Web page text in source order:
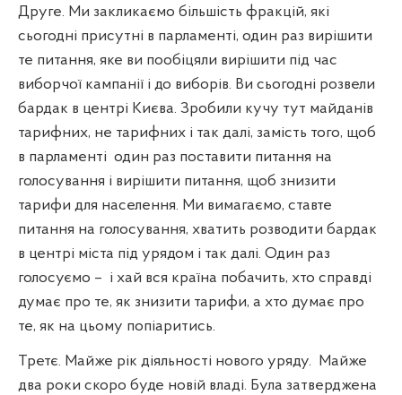
Друге. Ми закликаємо більшість фракцій, які
сьогодні присутні в парламенті, один раз вирішити
те питання, яке ви пообіцяли вирішити під час
виборчої кампанії і до виборів. Ви сьогодні розвели
бардак в центрі Києва. Зробили кучу тут майданів
тарифних, не тарифних і так далі, замість того, щоб
в парламенті один раз поставити питання на
голосування і вирішити питання, щоб знизити
тарифи для населення. Ми вимагаємо, ставте
питання на голосування, хватить розводити бардак
в центрі міста під урядом і так далі. Один раз
голосуємо – і хай вся країна побачить, хто справді
думає про те, як знизити тарифи, а хто думає про
те, як на цьому попіаритись.
Третє. Майже рік діяльності нового уряду.
Майже
два роки скоро буде новій владі. Була затверджена